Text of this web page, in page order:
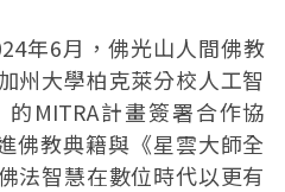
年6月，佛光山人間佛教
州大學柏克萊分校人工智
MITRA計畫簽署合作協
佛教典籍與《星雲大師全
法智慧在數位時代以更有